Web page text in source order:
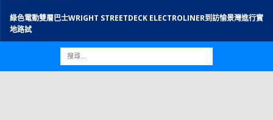
綠色電動雙層巴士WRIGHT STREETDECK ELECTROLINER到訪愉景灣進行實
地路試